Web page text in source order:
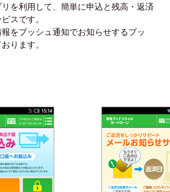
を利用して、簡単に申込と残高・返済
スです。
をプッシュ通知でお知らせするプッ
ります。